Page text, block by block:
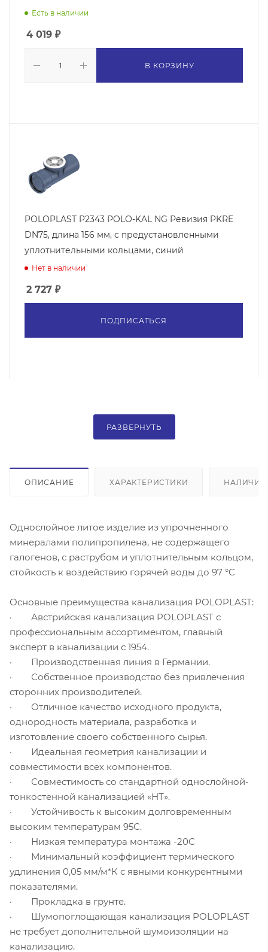
Есть в наличии
4 019 ₽
В КОРЗИНУ
POLOPLAST P2343 POLO-KAL NG Ревизия PKRE
DN75, длина 156 мм, с предустановленными
уплотнительными кольцами, синий
Нет в наличии
2 727 ₽
ПОДПИСАТЬСЯ
РАЗВЕРНУТЬ
ОПИСАНИЕ ХАРАКТЕРИСТИКИ НАЛИЧИЕ
Однослойное литое изделие из упрочненного
минералами полипропилена, не содержащего
галогенов, с раструбом и уплотнительным кольцом,
стойкость к воздействию горячей воды до 97 °C
Основные преимущества канализация POLOPLAST:
· Австрийская канализация POLOPLAST с
профессиональным ассортиментом, главный
эксперт в канализации с 1954.
· Производственная линия в Германии.
· Собственное производство без привлечения
сторонних производителей.
· Отличное качество исходного продукта,
однородность материала, разработка и
изготовление своего собственного сырья.
· Идеальная геометрия канализации и
совместимости всех компонентов.
· Совместимость со стандартной однослойной-
тонкостенной канализацией «НТ».
· Устойчивость к высоким долговременным
высоким температурам 95С.
· Низкая температура монтажа -20С
· Минимальный коэффициент термического
удлинения 0,05 мм/м*К с явными конкурентными
показателями.
· Прокладка в грунте.
· Шумопоглощающая канализация POLOPLAST
не требует дополнительной шумоизоляции на
канализацию.